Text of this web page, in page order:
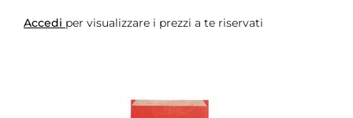
Accedi per visualizzare i prezzi a te riservati